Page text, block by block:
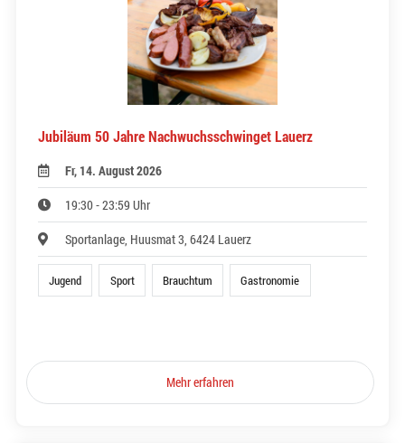
Jubiläum 50 Jahre Nachwuchsschwinget Lauerz
Fr, 14. August 2026
19:30 - 23:59 Uhr
Sportanlage, Huusmat 3, 6424 Lauerz
Jugend Sport Brauchtum Gastronomie
Mehr erfahren